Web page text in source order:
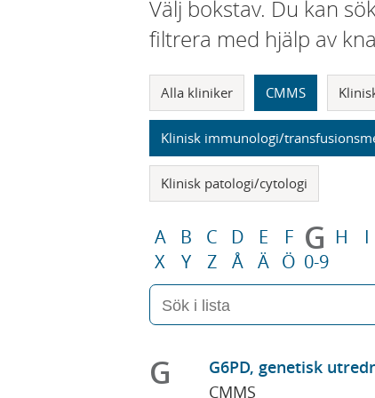
Välj bokstav. Du kan
filtrera med hjälp av
Alla kliniker CMMS
Klinisk immunologi/
Klinisk patologi/cytologi
A B C D E F G H I
X
Y Z Å Ä Ö 0-9
G
G6PD, genetisk
CMMS